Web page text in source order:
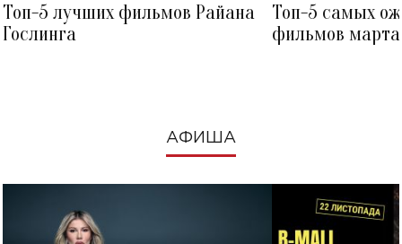
Топ-5 лучших фильмов Райана
Гослинга
Топ-5 самых
фильмов
АФИША